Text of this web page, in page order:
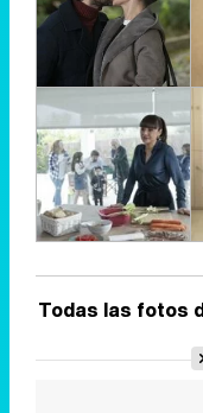
Todas las fotos